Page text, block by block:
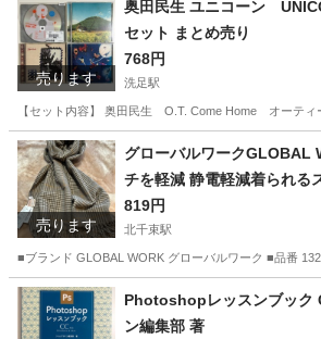
売ります
奥田民生 ユニコーン
セット まとめ売り
768円
洗足駅
【セット内容】 奥田民生 O.T. Come Home オーテ
東京 大田区 洗足駅
売ります
グローバルワークGLOBAL
チを軽減 静電軽減着られる
ンチェック55マフラースカ
膝掛けひざ掛けブラウン茶
さ約188センチ幅約67セン
レディース女性用婦人
819円
北千束駅
■ブランド GLOBAL WORK グローバルワーク ■品番
東京 大田区 グローバ
Photoshopレッスンブック
ン編集部 著